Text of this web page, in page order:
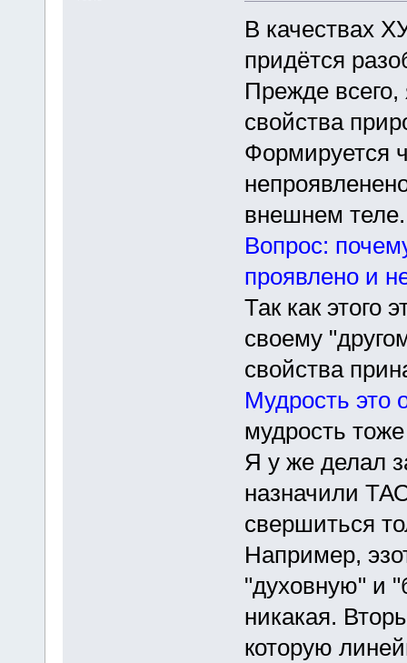
В качествах
придётся
Прежде
свойства
Формируется
внешнем теле.
Вопрос:
проявлено и
Так как этого
своему
свойства
Мудрость это
мудрость
Я у же делал
назначили
свершиться
Например,
"духовную" и
никакая.
которую